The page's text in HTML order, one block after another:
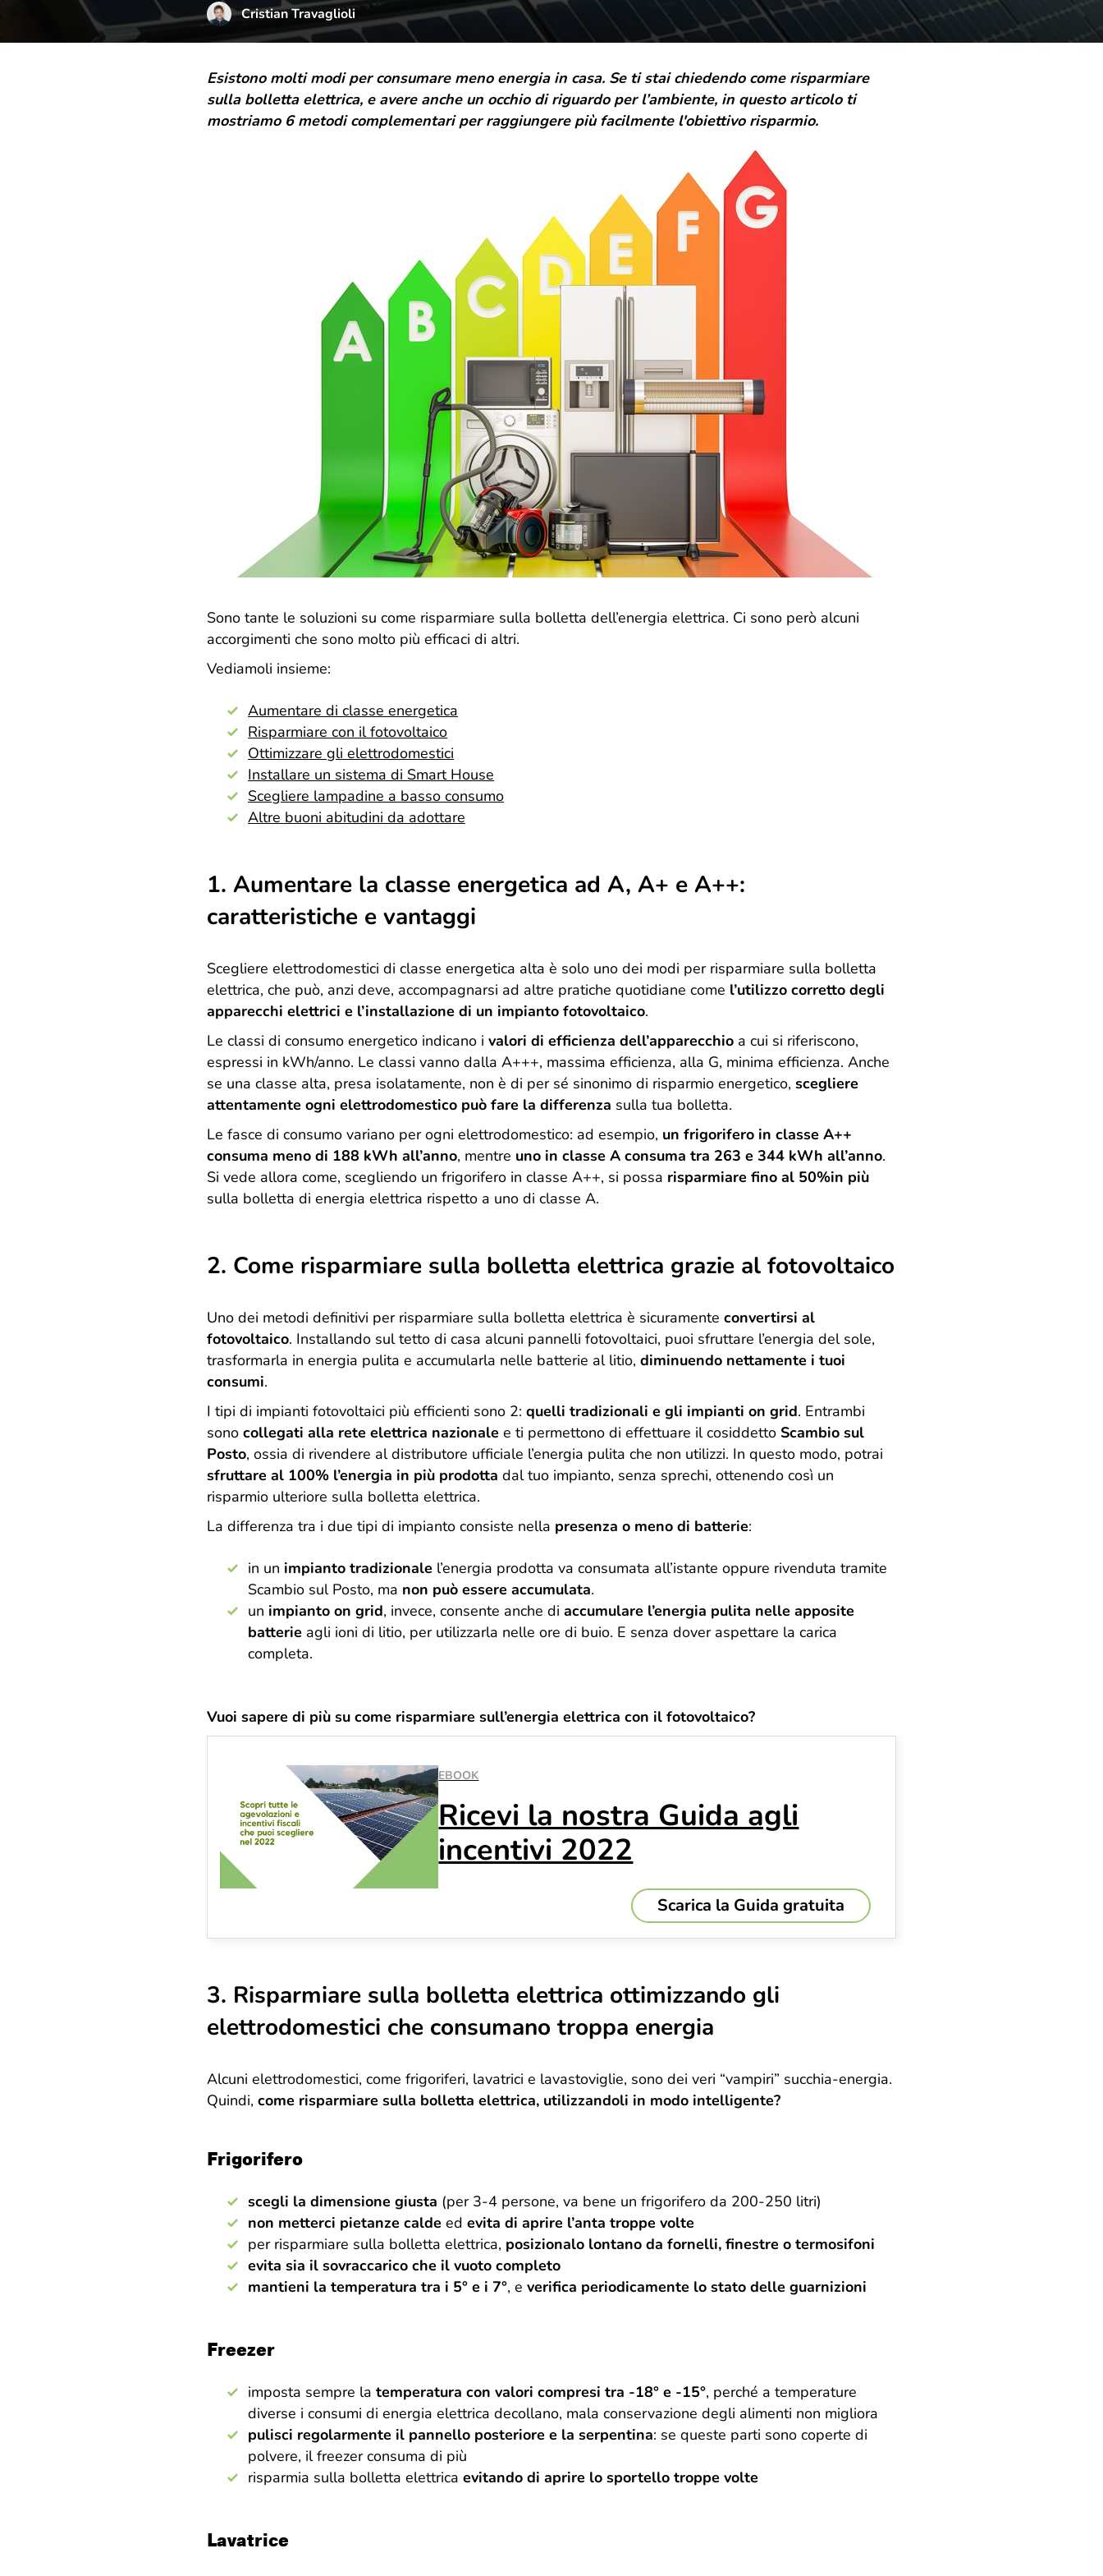
Cristian Travaglioli
Esistono molti modi per consumare meno energia in casa. Se ti stai chiedendo come risparmiare
sulla bolletta elettrica, e avere anche un occhio di riguardo per l’ambiente, in questo articolo ti
mostriamo 6 metodi complementari per raggiungere più facilmente l'obiettivo risparmio.
Sono tante le soluzioni su come risparmiare sulla bolletta dell’energia elettrica. Ci sono però alcuni
accorgimenti che sono molto più efficaci di altri.
Vediamoli insieme:
Aumentare di classe energetica
Risparmiare con il fotovoltaico
Ottimizzare gli elettrodomestici
Installare un sistema di Smart House
Scegliere lampadine a basso consumo
Altre buoni abitudini da adottare
1. Aumentare la classe energetica ad A, A+ e A++:
caratteristiche e vantaggi
Scegliere elettrodomestici di classe energetica alta è solo uno dei modi per risparmiare sulla bolletta
elettrica, che può, anzi deve, accompagnarsi ad altre pratiche quotidiane come l’utilizzo corretto degli
apparecchi elettrici e l’installazione di un impianto fotovoltaico.
Le classi di consumo energetico indicano i valori di efficienza dell’apparecchio a cui si riferiscono,
espressi in kWh/anno. Le classi vanno dalla A+++, massima efficienza, alla G, minima efficienza. Anche
se una classe alta, presa isolatamente, non è di per sé sinonimo di risparmio energetico, scegliere
attentamente ogni elettrodomestico può fare la differenza sulla tua bolletta.
Le fasce di consumo variano per ogni elettrodomestico: ad esempio, un frigorifero in classe A++
consuma meno di 188 kWh all’anno, mentre uno in classe A consuma tra 263 e 344 kWh all’anno.
Si vede allora come, scegliendo un frigorifero in classe A++, si possa risparmiare fino al 50%in più
sulla bolletta di energia elettrica rispetto a uno di classe A.
2. Come risparmiare sulla bolletta elettrica grazie al fotovoltaico
Uno dei metodi definitivi per risparmiare sulla bolletta elettrica è sicuramente convertirsi al
fotovoltaico. Installando sul tetto di casa alcuni pannelli fotovoltaici, puoi sfruttare l’energia del sole,
trasformarla in energia pulita e accumularla nelle batterie al litio, diminuendo nettamente i tuoi
consumi.
I tipi di impianti fotovoltaici più efficienti sono 2: quelli tradizionali e gli impianti on grid. Entrambi
sono collegati alla rete elettrica nazionale e ti permettono di effettuare il cosiddetto Scambio sul
Posto, ossia di rivendere al distributore ufficiale l’energia pulita che non utilizzi. In questo modo, potrai
sfruttare al 100% l’energia in più prodotta dal tuo impianto, senza sprechi, ottenendo così un
risparmio ulteriore sulla bolletta elettrica.
La differenza tra i due tipi di impianto consiste nella presenza o meno di batterie:
in un impianto tradizionale l’energia prodotta va consumata all’istante oppure rivenduta tramite
Scambio sul Posto, ma non può essere accumulata.
un impianto on grid, invece, consente anche di accumulare l’energia pulita nelle apposite
batterie agli ioni di litio, per utilizzarla nelle ore di buio. E senza dover aspettare la carica
completa.
Vuoi sapere di più su come risparmiare sull’energia elettrica con il fotovoltaico?
EBOOK
Ricevi la nostra Guida agli
incentivi 2022
Scarica la Guida gratuita
3. Risparmiare sulla bolletta elettrica ottimizzando gli
elettrodomestici che consumano troppa energia
Alcuni elettrodomestici, come frigoriferi, lavatrici e lavastoviglie, sono dei veri “vampiri” succhia-energia.
Quindi, come risparmiare sulla bolletta elettrica, utilizzandoli in modo intelligente?
Frigorifero
scegli la dimensione giusta (per 3-4 persone, va bene un frigorifero da 200-250 litri)
non metterci pietanze calde ed evita di aprire l’anta troppe volte
per risparmiare sulla bolletta elettrica, posizionalo lontano da fornelli, finestre o termosifoni
evita sia il sovraccarico che il vuoto completo
mantieni la temperatura tra i 5° e i 7°, e verifica periodicamente lo stato delle guarnizioni
Freezer
imposta sempre la temperatura con valori compresi tra -18° e -15°, perché a temperature
diverse i consumi di energia elettrica decollano, mala conservazione degli alimenti non migliora
pulisci regolarmente il pannello posteriore e la serpentina: se queste parti sono coperte di
polvere, il freezer consuma di più
risparmia sulla bolletta elettrica evitando di aprire lo sportello troppe volte
Lavatrice
grande famiglia. E da oggi, come regalo,
desideriamo indossare un nuovo abito. La nuova
veste grafica vuole essere un gesto di cura e
Green, ma sempre con uno sguardo rivolto a dove
tutto è iniziato.